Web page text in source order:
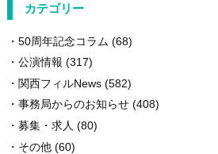
カテゴリー
50周年記念コラム (68)
公演情報 (317)
関西フィルNews(582)
事務局からのお知らせ(408)
募集・求人 (80)
その他(60)